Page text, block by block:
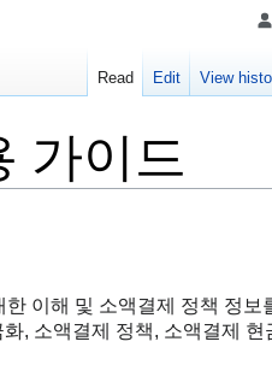
가이드
이해 및 소액결제 정책 정보
, 소액결제 정책, 소액결제 현
Read Edit
View